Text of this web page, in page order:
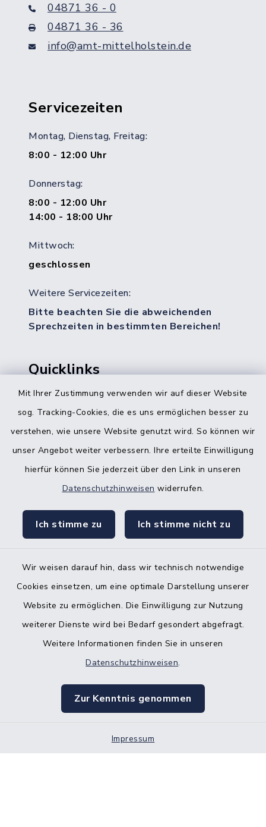
Mit Ihrer Zustimmung verwenden wir auf dieser Website
sog. Tracking-Cookies, die es uns ermöglichen besser zu
verstehen, wie unsere Website genutzt wird. So können wir
unser Angebot weiter verbessern. Ihre erteilte Einwilligung
hierfür können Sie jederzeit über den Link in unseren
Datenschutzhinweisen widerrufen.
Ich stimme zu Ich stimme nicht zu
Wir weisen darauf hin, dass wir technisch notwendige
Cookies einsetzen, um eine optimale Darstellung unserer
Website zu ermöglichen. Die Einwilligung zur Nutzung
weiterer Dienste wird bei Bedarf gesondert abgefragt.
Weitere Informationen finden Sie in unseren
Datenschutzhinweisen.
Zur Kenntnis genommen
Impressum
04871 36 - 0
04871 36 - 36
info@amt-mittelholstein.de
Servicezeiten
Montag, Dienstag, Freitag:
8:00 - 12:00 Uhr
Donnerstag:
8:00 - 12:00 Uhr
14:00 - 18:00 Uhr
Mittwoch:
geschlossen
Weitere Servicezeiten:
Bitte beachten Sie die abweichenden
Sprechzeiten in bestimmten Bereichen!
Quicklinks
Bürgerbüro Hohenwestedt
Bürgerbüro Hanerau-Hademarschen
Nebenstelle Padenstedt
Gleichstellungsbüro
Barrierefreiheit
Impressum
Sitemap